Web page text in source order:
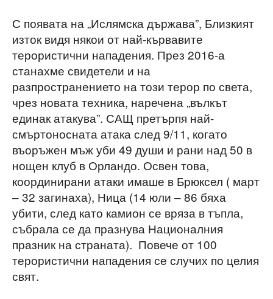
С появата на „Ислямска държава”, Близкият
изток видя някои от най-кървавите
терористични нападения. През 2016-а
станахме свидетели и на
разпространението на този терор по света,
чрез новата техника, наречена „вълкът
единак атакува”. САЩ претърпя най-
смъртоносната атака след 9/11, когато
въоръжен мъж уби 49 души и рани над 50 в
нощен клуб в Орландо. Освен това,
координирани атаки имаше в Брюксел ( март
– 32 загинаха), Ница (14 юли – 86 бяха
убити, след като камион се вряза в тъпла,
събрала се да празнува Националния
празник на страната). Повече от 100
терористични нападения се случих по целия
свят.